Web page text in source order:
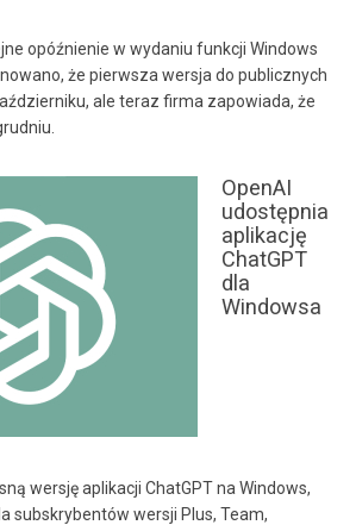
opóźnienie w wydaniu funkcji Windows
że pierwsza wersja do publicznych
ale teraz firma zapowiada, że
OpenAI
udostępnia
aplikację
ChatGPT
dla
Windowsa
wersję aplikacji ChatGPT na Windows,
subskrybentów wersji Plus, Team,